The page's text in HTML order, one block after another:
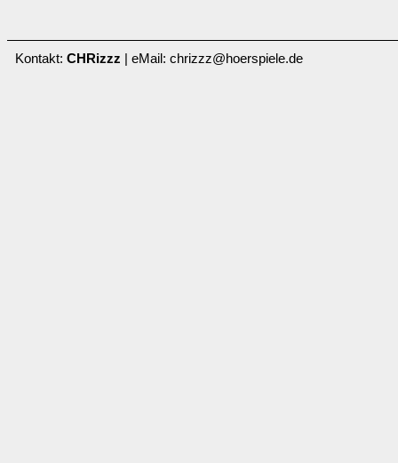
Kontakt: CHRizzz | eMail: chrizzz@hoerspiele.de